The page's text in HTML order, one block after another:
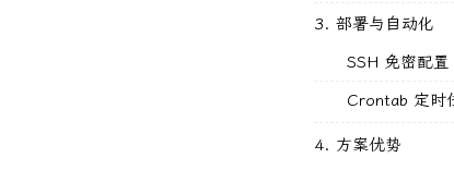
3. 部署与自动化
SSH 免密配置
Crontab 定时
4. 方案优势